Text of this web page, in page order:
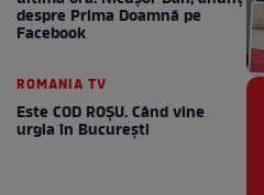
despre Prima Doamnă pe
Facebook
ROMANIA TV
Este COD ROŞU. Când vine
urgia în Bucureşti